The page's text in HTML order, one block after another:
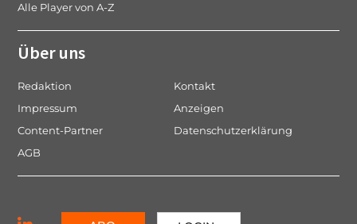
Alle Player von A-Z
Über uns
Redaktion
Kontakt
Impressum
Anzeigen
Content-Partner
Datenschutzerklärung
AGB